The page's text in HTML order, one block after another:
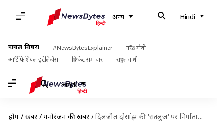
अन्य Hindi
चर्चित विषय #NewsBytesExplainer
नरेंद्र मोदी
आर्टिफिशियल इंटेलिजेंस
क्रिकेट समाचार राहुल गांधी
Hindi
होम / खबरें / मनोरंजन की खबरें / दिलजीत दोसांझ की 'सतलुज' पर निर्माताओं का फैसला, गुरुद्वारों में दिखाई जाएगी फिल्म